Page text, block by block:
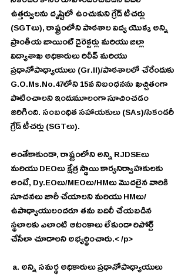
ఉత్తర్వులను దృష్టిలో ఉంచుకుని గ్రేడ్ టీచర్లు
(SGTలు), రాష్ట్రంలోని పాఠశాల విద్య యొక్క అన్ని
ప్రాంతీయ జాయింట్ డైరెక్టర్లు మరియు జిల్లా
విద్యాశాఖ అధికారులు రిలీవ్ మరియు
ప్రధానోపాధ్యాయులు (Gr.II)/పాఠశాలలో చేరేందుకు
G.O.Ms.No.47లోని 15వ నిబంధనను ఖచ్చితంగా
పాటించాలని ఇందుమూలంగా సూచించడం
జరిగింది. సంబంధిత సహాయకులు (SAs)/సెకండరీ
గ్రేడ్ టీచర్లు (SGTలు).
అంతేకాకుండా, రాష్ట్రంలోని అన్ని RJDSEలు
మరియు DEOలు క్షేత్ర స్థాయి కార్యనిర్వాహకులకు
అంటే, Dy.EOలు/MEOలు/HMలు మొదలైన వారికి
సూచనలు జారీ చేయాలని మరియు HMలు/
ఉపాధ్యాయులందరూ తమ బదిలీ చేయబడిన
స్థలాలకు ఎలాంటి ఆటంకాలు లేకుండా రిపోర్ట్
చేసేలా చూడాలని అభ్యర్థించారు.< /p>